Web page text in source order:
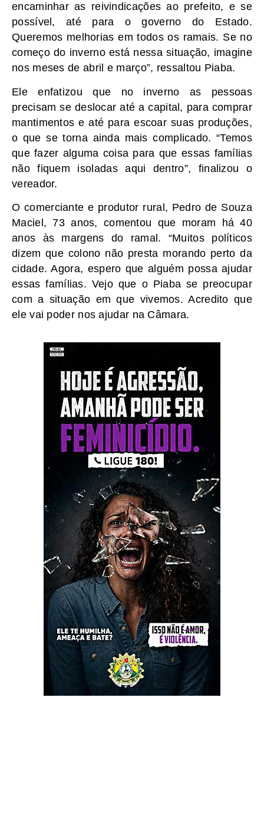
encaminhar as reivindicações ao prefeito, e se
possível, até para o governo do Estado.
Queremos melhorias em todos os ramais. Se no
começo do inverno está nessa situação, imagine
nos meses de abril e março”, ressaltou Piaba.
Ele enfatizou que no inverno as pessoas
precisam se deslocar até a capital, para comprar
mantimentos e até para escoar suas produções,
o que se torna ainda mais complicado. “Temos
que fazer alguma coisa para que essas famílias
não fiquem isoladas aqui dentro”, finalizou o
vereador.
O comerciante e produtor rural, Pedro de Souza
Maciel, 73 anos, comentou que moram há 40
anos às margens do ramal. “Muitos políticos
dizem que colono não presta morando perto da
cidade. Agora, espero que alguém possa ajudar
essas famílias. Vejo que o Piaba se preocupar
com a situação em que vivemos. Acredito que
ele vai poder nos ajudar na Câmara.